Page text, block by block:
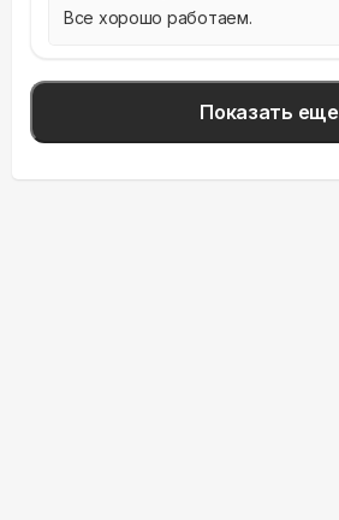
Все хорошо работаем.
Показать еще